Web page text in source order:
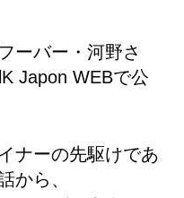
ーバー・河野さ
Japon WEBで公
ナーの先駆けであ
から、